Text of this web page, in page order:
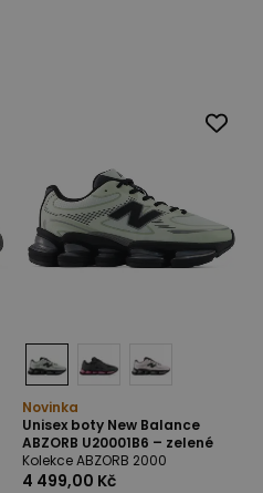
Novinka
Unisex boty New Balance
ABZORB U20001B6 – zelené
Kolekce ABZORB 2000
4 499,00 Kč